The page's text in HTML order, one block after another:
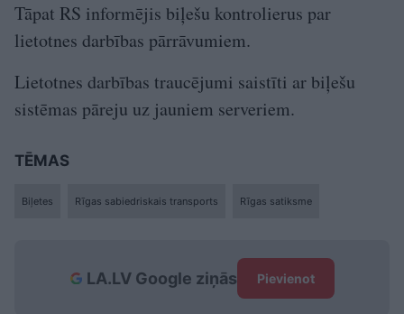
Tāpat RS informējis biļešu kontrolierus par
lietotnes darbības pārrāvumiem.
Lietotnes darbības traucējumi saistīti ar biļešu
sistēmas pāreju uz jauniem serveriem.
TĒMAS
Biļetes Rīgas sabiedriskais transports Rīgas satiksme
LA.LV Google ziņās Pievienot